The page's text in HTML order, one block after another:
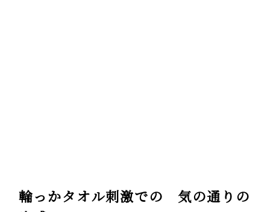
輪っかタオル刺激での 気の通りの